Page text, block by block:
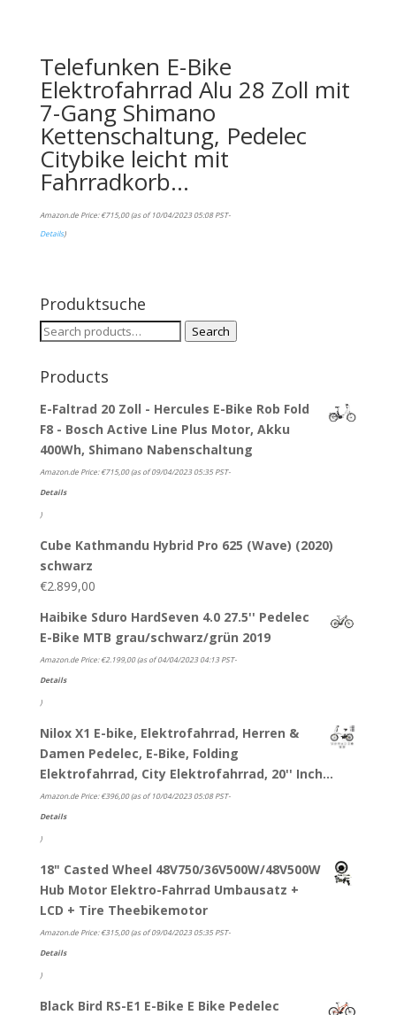
Telefunken E-Bike
Elektrofahrrad Alu 28 Zoll mit
7-Gang Shimano
Kettenschaltung, Pedelec
Citybike leicht mit
Fahrradkorb…
Amazon.de Price:€715,00(as of 10/04/2023 05:08 PST-
Details)
Produktsuche
Search
Search
Products
E-Faltrad 20 Zoll - Hercules E-Bike Rob Fold
F8 - Bosch Active Line Plus Motor, Akku
400Wh, Shimano Nabenschaltung
Amazon.de Price:€715,00(as of 09/04/2023 05:35 PST-
Details
)
Cube Kathmandu Hybrid Pro 625 (Wave) (2020)
schwarz
€2.899,00
Haibike Sduro HardSeven 4.0 27.5'' Pedelec
E-Bike MTB grau/schwarz/grün 2019
Amazon.de Price:€2.199,00(as of 04/04/2023 04:13 PST-
Details
)
Nilox X1 E-bike, Elektrofahrrad, Herren &
Damen Pedelec, E-Bike, Folding
Elektrofahrrad, City Elektrofahrrad, 20'' Inch…
Amazon.de Price:€396,00(as of 10/04/2023 05:08 PST-
Details
)
18" Casted Wheel 48V750/36V500W/48V500W
Hub Motor Elektro-Fahrrad Umbausatz +
LCD + Tire Theebikemotor
Amazon.de Price:€315,00(as of 09/04/2023 05:35 PST-
Details
)
Black Bird RS-E1 E-Bike E Bike Pedelec